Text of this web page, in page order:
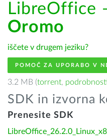
LibreOffice
Oromo
iščete v drugem jeziku?
POMOČ ZA UPORABO V
3.2 MB (torrent,
SDK in izvorna
Prenesite SDK